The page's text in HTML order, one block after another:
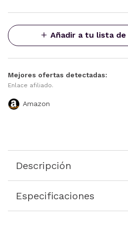
Añadir a tu lista de
Mejores ofertas detectadas:
Enlace afiliado.
Amazon
Descripción
Especificaciones